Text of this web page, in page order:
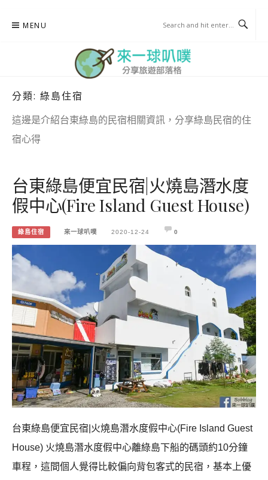
MENU
來一球叭噗
分類: 綠島住宿
這邊是介紹台東綠島的民宿相關資訊，分享綠島民宿的住
宿心得
台東綠島便宜民宿|火燒島潛水度
假中心(Fire Island Guest House)
綠島住宿 來一球叭噗 2020-12-24 0
台東綠島便宜民宿|火燒島潛水度假中心(Fire Island Guest
House) 火燒島潛水度假中心離綠島下船的碼頭約10分鐘
車程，這間個人覺得比較偏向背包客式的民宿，基本上優